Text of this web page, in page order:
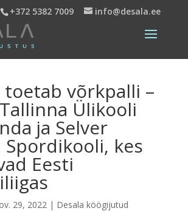
+372 5382 7009 info@desala.ee
toetab võrkpalli –
Ülikooli
ja Selver
kes
Eesti
29, 2022| Desala köögijutud